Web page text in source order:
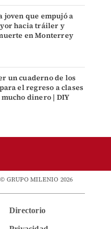
joven que empujó a
hacia tráiler y
en Monterrey
un cuaderno de los
el regreso a clases
dinero | DIY
GRUPO MILENIO 2026
Directorio